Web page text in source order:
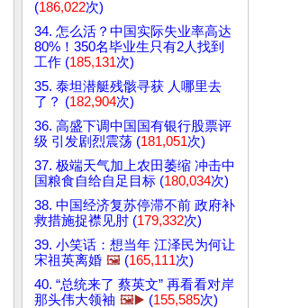
(186,022次)
34. 怎么活？中国实际失业率高达
80%！350名毕业生只有2人找到
工作 (185,131次)
35. 泰坦潜艇残骸寻获 人哪里去
了？ (182,904次)
36. 高盛下调中国国有银行股票评
级 引发剧烈震荡 (181,051次)
37. 极端天气加上农田萎缩 冲击中
国粮食自给自足目标 (180,034次)
38. 中国经济复苏停滞不前 政府补
救措施捉襟见肘 (179,332次)
39. 小笑话：想当年 江泽民为何让
宋祖英离婚 🖼️ (165,111次)
40. “总统来了 蔡英文” 再看看对岸
那头伟大领袖 🖼️▶️ (155,585次)